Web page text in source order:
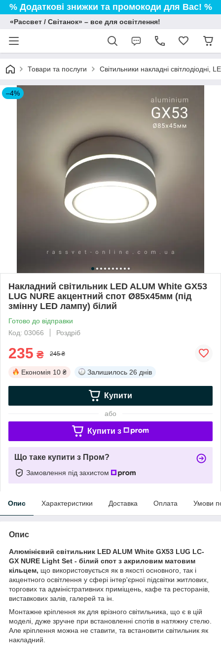
% Додаткові знижки та промокоди для Вас! %
«Рассвет / Світанок» – все для освітлення!
Товари та послуги Світильники накладні світлодіодні,
–4%
Накладний світильник LED ALUM White GX53
LUG NURE акцентний спот Ø85х45мм (під
змінну LED лампу) білий
Готово до відправки
Код: 03066
Роздріб
235 ₴ 245 ₴
Економія 10 ₴ Залишилось 26 днів
Купити
або
Купити з
Що таке купити з Пром?
Замовлення під захистом
Опис Характеристики Доставка Оплата Умови
Опис
Алюмінієвий світильник LED ALUM White GX53 LUG LC-
GX NURE Light Set - білий спот з акриловим матовим
кільцем, що використовується як в якості основного, так і
акцентного освітлення у сфері інтер'єрної підсвітки житлових,
торгових та адміністративних приміщень, кафе та ресторанів,
виставкових залів, галерей та ін.
Монтажне кріплення як для врізного світильника, що є в цій
моделі, дуже зручне при встановленні спотів в натяжну стелю.
Але кріплення можна не ставити, та встановити світильник як
накладний.